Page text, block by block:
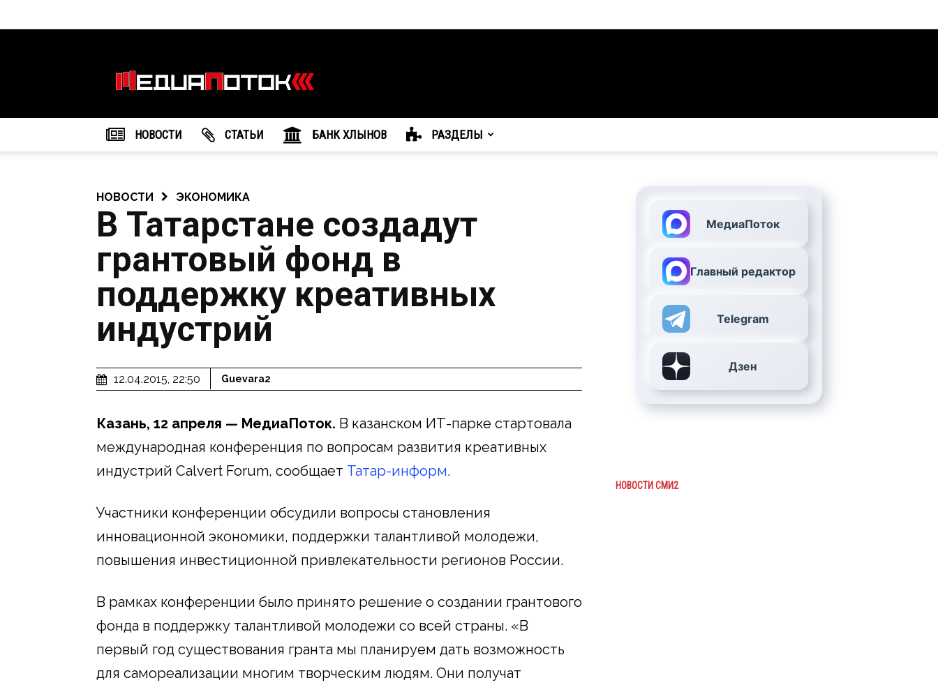
агентство
"МедиаПоток"
НОВОСТИ CТАТЬИ БАНК ХЛЫНОВ РАЗДЕЛЫ
НОВОСТИ ЭКОНОМИКА
В Татарстане создадут
грантовый фонд в
поддержку креативных
индустрий
12.04.2015, 22:50 Guevara2
Казань, 12 апреля — МедиаПоток. В казанском ИТ-парке стартовала
международная конференция по вопросам развития креативных
индустрий Calvert Forum, сообщает Татар-информ.
Участники конференции обсудили вопросы становления
инновационной экономики, поддержки талантливой молодежи,
повышения инвестиционной привлекательности регионов России.
В рамках конференции было принято решение о создании грантового
фонда в поддержку талантливой молодежи со всей страны. «В
первый год существования гранта мы планируем дать возможность
для самореализации многим творческим людям. Они получат
МедиаПоток
Главный редактор
Telegram
Дзен
НОВОСТИ СМИ2